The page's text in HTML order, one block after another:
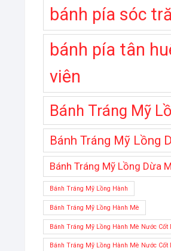
bánh pía sóc
bánh pía tân
viên
Bánh Tráng Mỹ
Bánh Tráng Mỹ Lồng
Bánh Tráng Mỹ Lồng Dừa
Bánh Tráng Mỹ Lồng Hành
Bánh Tráng Mỹ Lồng Hành Mè
Bánh Tráng Mỹ Lồng Hành Mè Nước Cốt
Bánh Tráng Mỹ Lồng Hành Mè Nước Cốt